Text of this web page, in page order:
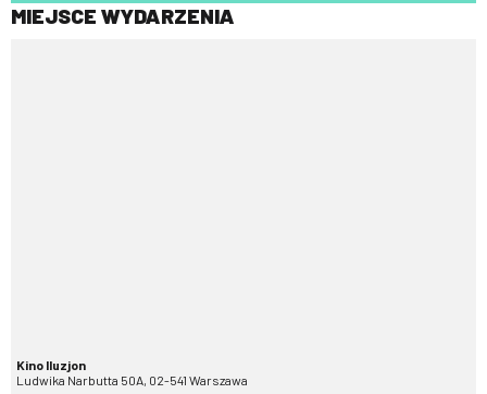
MIEJSCE WYDARZENIA
Kino Iluzjon
Ludwika Narbutta 50A, 02-541 Warszawa